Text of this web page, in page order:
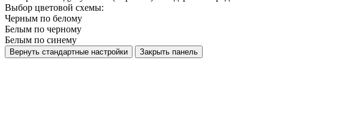
Выбор цветовой схемы:
Черным по белому
Белым по черному
Белым по синему
Вернуть стандартные настройки Закрыть панель